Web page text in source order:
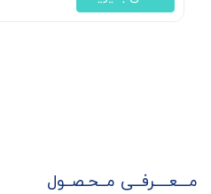
مـــعــــرفــی مــحـصــول